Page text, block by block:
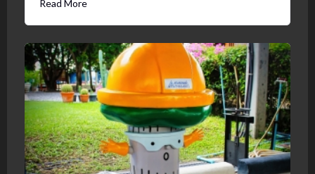
Read More